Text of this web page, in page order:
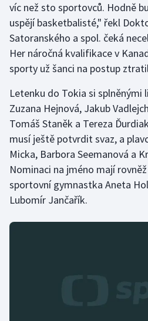
Golf
Gymnastika
Házená
Jezdectví
Judo
Krasobruslení
Lezení
Lyže a snowboard
víc než sto sportovců. Hodně
uspějí basketbalisté," řekl
Satoranského a spol. čeká
Her náročná kvalifikace v
sporty už šanci na postup
Letenku do Tokia si
Zuzana Hejnová, Jakub
Tomáš Staněk a Tereza
musí ještě potvrdit svaz, a
Micka, Barbora Seemanová a
Nominaci na jméno mají
sportovní gymnastka Aneta
Lubomír Jančařík.